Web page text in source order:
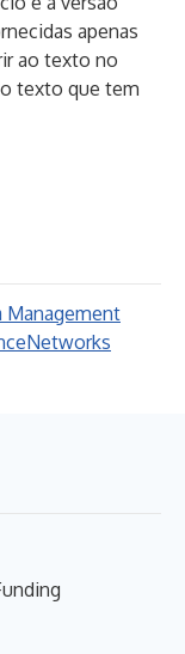
apenas
ao texto no
texto que tem
Management
Networks